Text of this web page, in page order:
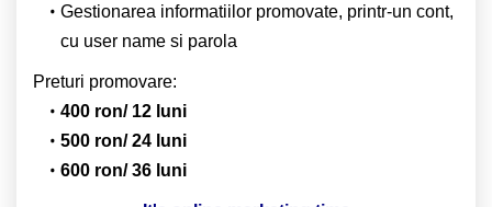
Gestionarea informatiilor promovate, printr-un cont,
cu user name si parola
Preturi promovare:
400 ron/ 12 luni
500 ron/ 24 luni
600 ron/ 36 luni